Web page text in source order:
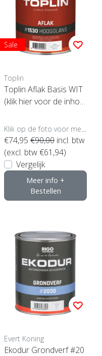
Sale
Toplin
Toplin Aflak Basis WIT
(klik hier voor de inhou
€74,95 €90,00 incl. btw
(excl. btw €61,94)
Vergelijk
Meer info +
Bestellen
Evert Koning
Ekodur Grondverf #20